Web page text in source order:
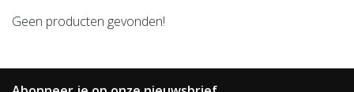
Geen producten gevonden!